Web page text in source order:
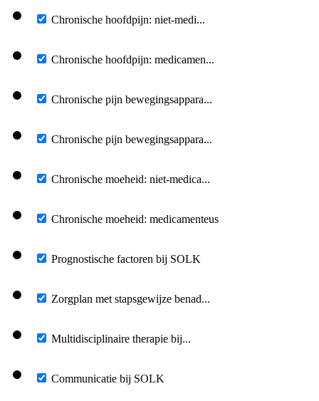
Chronische hoofdpijn: niet-medi...
Chronische hoofdpijn: medicamen...
Chronische pijn bewegingsappara...
Chronische pijn bewegingsappara...
Chronische moeheid: niet-medica...
Chronische moeheid: medicamenteus
Prognostische factoren bij SOLK
Zorgplan met stapsgewijze benad...
Multidisciplinaire therapie bij...
Communicatie bij SOLK